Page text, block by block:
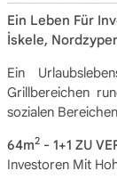
Ein Leben Für
İskele,
Ein
Grillbereichen
sozialen
64m2- 1+1 ZU
Investoren Mit